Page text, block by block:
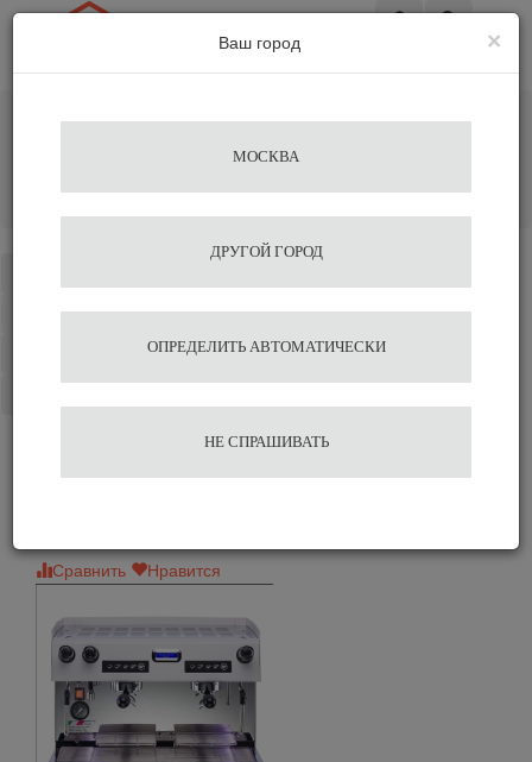
Кофемашина Carimali Nimble 2 гр., автомат, высокие
Избранное
Отзывы на сайте миркофе
Сравнить Нравится
×
Ваш город
МОСКВА
ДРУГОЙ ГОРОД
ОПРЕДЕЛИТЬ АВТОМАТИЧЕСКИ
НЕ СПРАШИВАТЬ